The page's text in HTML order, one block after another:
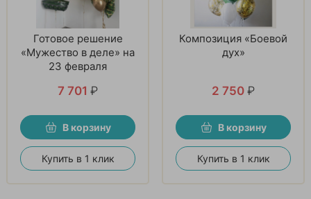
Готовое решение
«Мужество в деле» на
23 февраля
7 701 ₽
В корзину
Купить в 1 клик
Композиция «Боевой
дух»
2 750 ₽
В корзину
Купить в 1 клик